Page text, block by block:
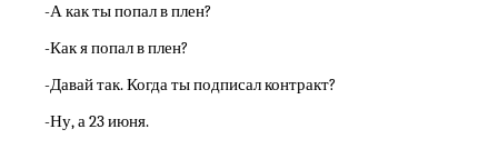
-А как ты попал в плен?
-Как я попал в плен?
-Давай так. Когда ты подписал контракт?
-Ну, а 23 июня.